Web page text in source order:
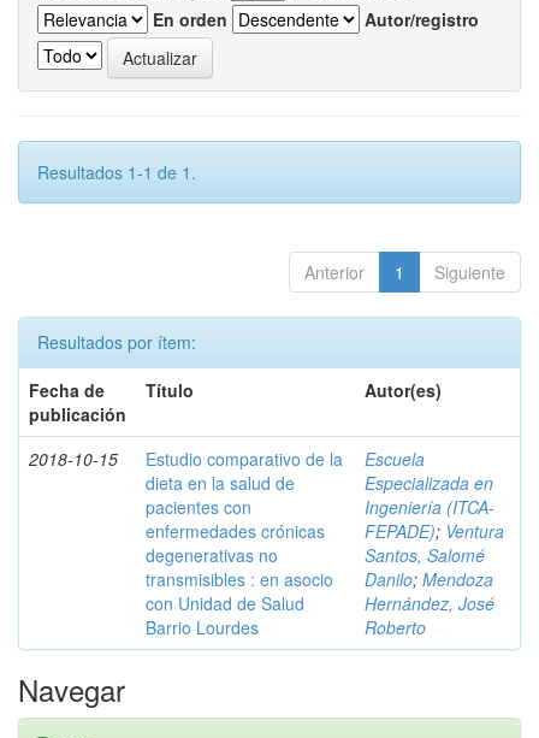
En orden
Autor/registro
Resultados 1-1 de 1.
Anterior 1 Siguiente
Resultados por ítem:
Fecha de
publicación
Título Autor(es)
2018-10-15
Estudio comparativo de la
dieta en la salud de
pacientes con
enfermedades crónicas
degenerativas no
transmisibles : en asocio
con Unidad de Salud
Barrio Lourdes
Escuela
Especializada en
Ingeniería (ITCA-
FEPADE); Ventura
Santos, Salomé
Danilo; Mendoza
Hernández, José
Roberto
Navegar